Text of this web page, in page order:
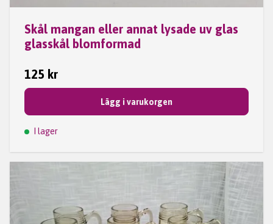
Skål mangan eller annat lysade uv glas
glasskål blomformad
125 kr
Lägg i varukorgen
I lager